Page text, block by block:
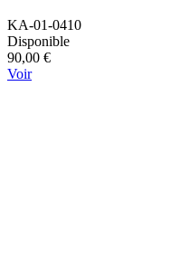
KA-01-0410
Disponible
90,00 €
Voir